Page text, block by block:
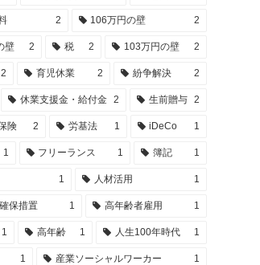
2 106万円の壁 2
壁 2 税 2 103万円の壁 2
2 育児休業 2 紛争解決 2
休業支援金・給付金 2 生前贈与 2
険 2 労基法 1 iDeCo 1
1 フリーランス 1 簿記 1
1 人材活用 1
保措置 1 高年齢者雇用 1
1 高年齢 1 人生100年時代 1
1 産業ソーシャルワーカー 1